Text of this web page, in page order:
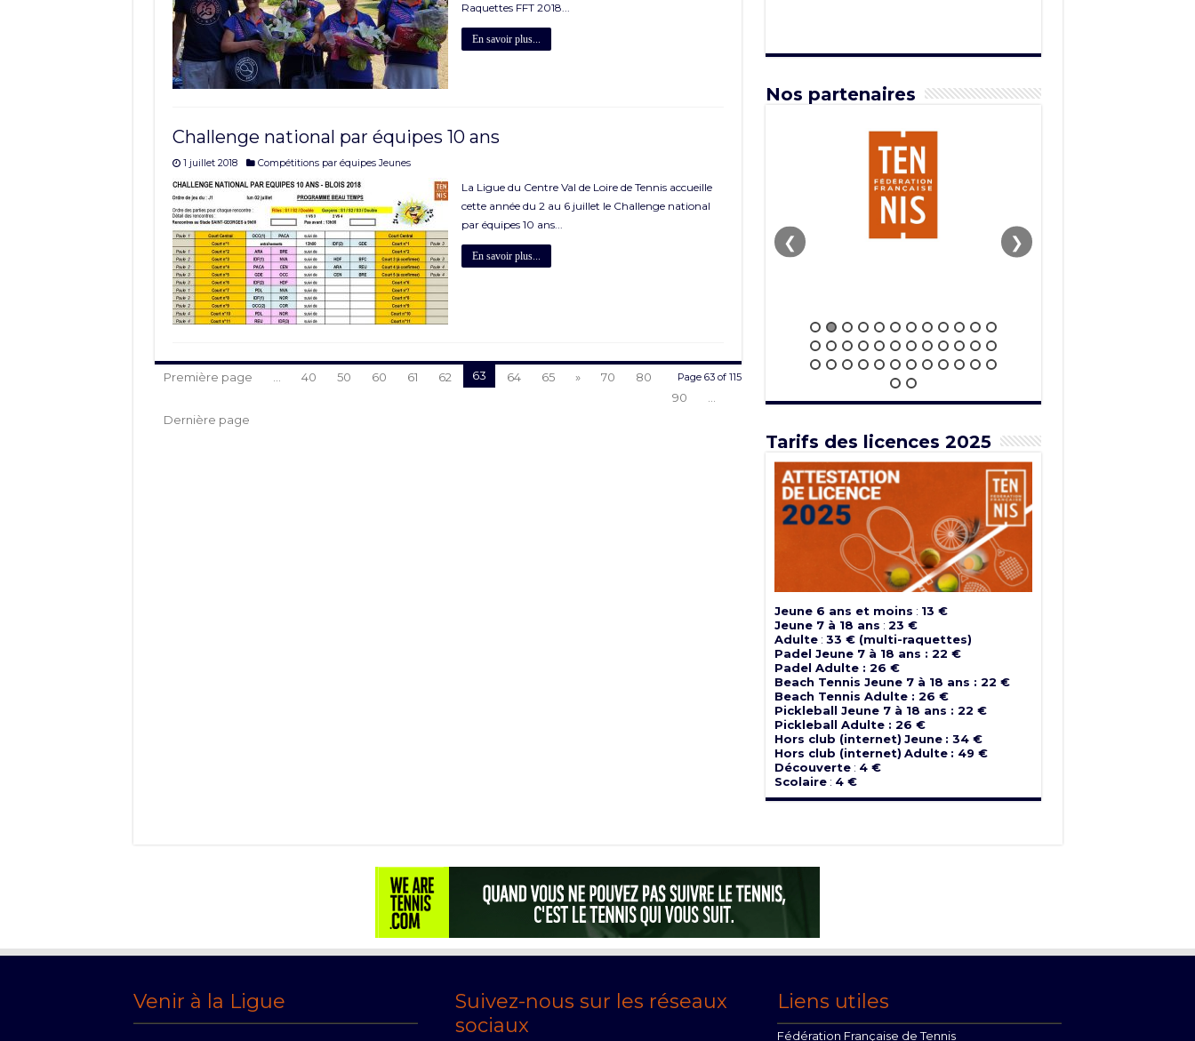
Raquettes FFT 2018...
En savoir plus...
Challenge national par équipes 10 ans
1 juillet 2018 Compétitions par équipes Jeunes
La Ligue du Centre Val de Loire de Tennis accueille
cette année du 2 au 6 juillet le Challenge national
par équipes 10 ans...
En savoir plus...
Page 63 of 115
Première page ... 40 50 60 61 62 63 64 65 » 70
80
90
...
Dernière page
Nos partenaires
❮ ❯
Tarifs des licences 2025
Jeune 6 ans et moins : 13 €
Jeune 7 à 18 ans : 23 €
Adulte: 33 € (multi-raquettes)
Padel Jeune 7 à 18 ans : 22 €
Padel Adulte : 26 €
Beach Tennis Jeune 7 à 18 ans : 22 €
Beach Tennis Adulte : 26 €
Pickleball Jeune 7 à 18 ans : 22 €
Pickleball Adulte : 26 €
Hors club (internet) Jeune : 34 €
Hors club (internet) Adulte : 49 €
Découverte: 4 €
Scolaire: 4 €
Venir à la Ligue
Suivez-nous sur les réseaux
sociaux
Liens utiles
Fédération Française de Tennis